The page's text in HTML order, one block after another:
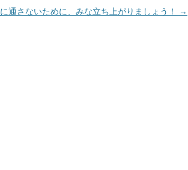
に通さないために、みな立ち上がりましょう！
→